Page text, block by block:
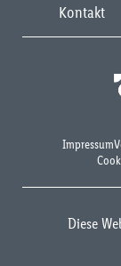
Kontakt
Impressum
Diese